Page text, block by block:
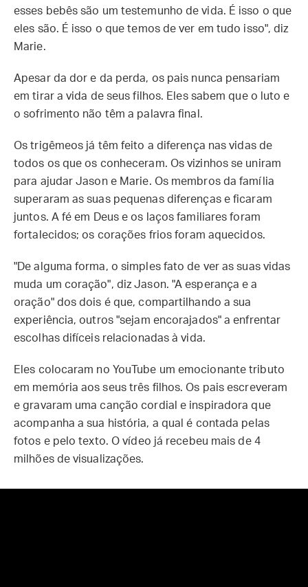
esses bebês são um testemunho de vida. É isso o que
eles são. É isso o que temos de ver em tudo isso", diz
Marie.
Apesar da dor e da perda, os pais nunca pensariam
em tirar a vida de seus filhos. Eles sabem que o luto e
o sofrimento não têm a palavra final.
Os trigêmeos já têm feito a diferença nas vidas de
todos os que os conheceram. Os vizinhos se uniram
para ajudar Jason e Marie. Os membros da família
superaram as suas pequenas diferenças e ficaram
juntos. A fé em Deus e os laços familiares foram
fortalecidos; os corações frios foram aquecidos.
"De alguma forma, o simples fato de ver as suas vidas
muda um coração", diz Jason. "A esperança e a
oração" dos dois é que, compartilhando a sua
experiência, outros "sejam encorajados" a enfrentar
escolhas difíceis relacionadas à vida.
Eles colocaram no YouTube um emocionante tributo
em memória aos seus três filhos. Os pais escreveram
e gravaram uma canção cordial e inspiradora que
acompanha a sua história, a qual é contada pelas
fotos e pelo texto. O vídeo já recebeu mais de 4
milhões de visualizações.